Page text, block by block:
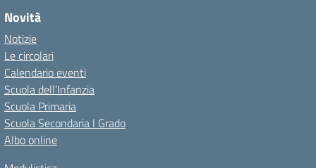
Novità
Notizie
Le circolari
Calendario eventi
Scuola dell’Infanzia
Scuola Primaria
Scuola Secondaria I Grado
Albo online